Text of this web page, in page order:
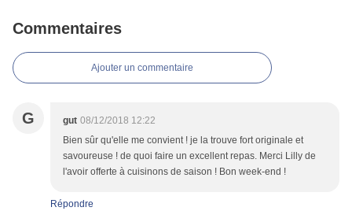
Commentaires
Ajouter un commentaire
G gut 08/12/2018 12:22
Bien sûr qu'elle me convient ! je la trouve fort originale et
savoureuse ! de quoi faire un excellent repas. Merci Lilly de
l'avoir offerte à cuisinons de saison ! Bon week-end !
Répondre